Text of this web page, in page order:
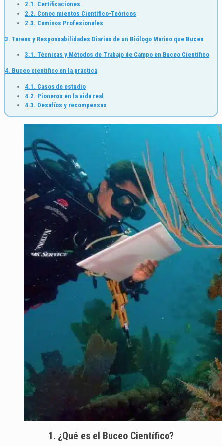
2.1. Certificaciones
2.2. Conocimientos Científico-Teóricos
2.3. Caminos Profesionales
3. Tareas y Responsabilidades Diarias de un Biólogo Marino que Bucea
3.1. Técnicas y Métodos de Trabajo de Campo en Buceo Científico
4. Buceo científico en la práctica
4.1. Casos de estudio
4.2. Pioneros en la vida real
4.3. Desafíos y recompensas
1. ¿Qué es el Buceo Científico?